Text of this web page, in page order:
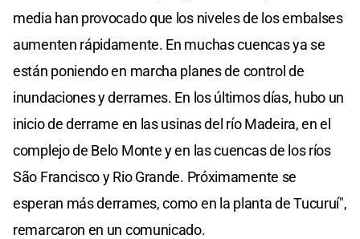
media han provocado que los niveles de los embalses
aumenten rápidamente. En muchas cuencas ya se
están poniendo en marcha planes de control de
inundaciones y derrames. En los últimos días, hubo un
inicio de derrame en las usinas del río Madeira, en el
complejo de Belo Monte y en las cuencas de los ríos
São Francisco y Rio Grande. Próximamente se
esperan más derrames, como en la planta de Tucuruí",
remarcaron en un comunicado.